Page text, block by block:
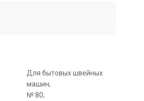
Для бытовых швейных
машин;
№ 80;